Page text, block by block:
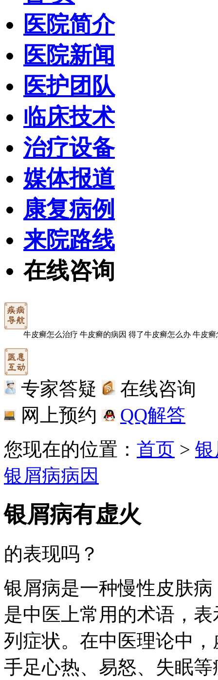
医院简介
医院新闻
医护团队
临床技术
治疗设备
媒体报道
康复病例
来院路线
在线咨询
牛皮癣怎么治疗 牛皮癣的病因 得了牛皮癣怎么办 牛皮癣
专家答疑
在线咨询
网上预约
QQ解答
您现在的位置： 首页 >
银屑病病因
银屑病有虚火
的表现吗？
银屑病是一种慢性皮肤
是中医上常用的术语，
列症状。在中医理论中
手足心热、易怒、失眠等